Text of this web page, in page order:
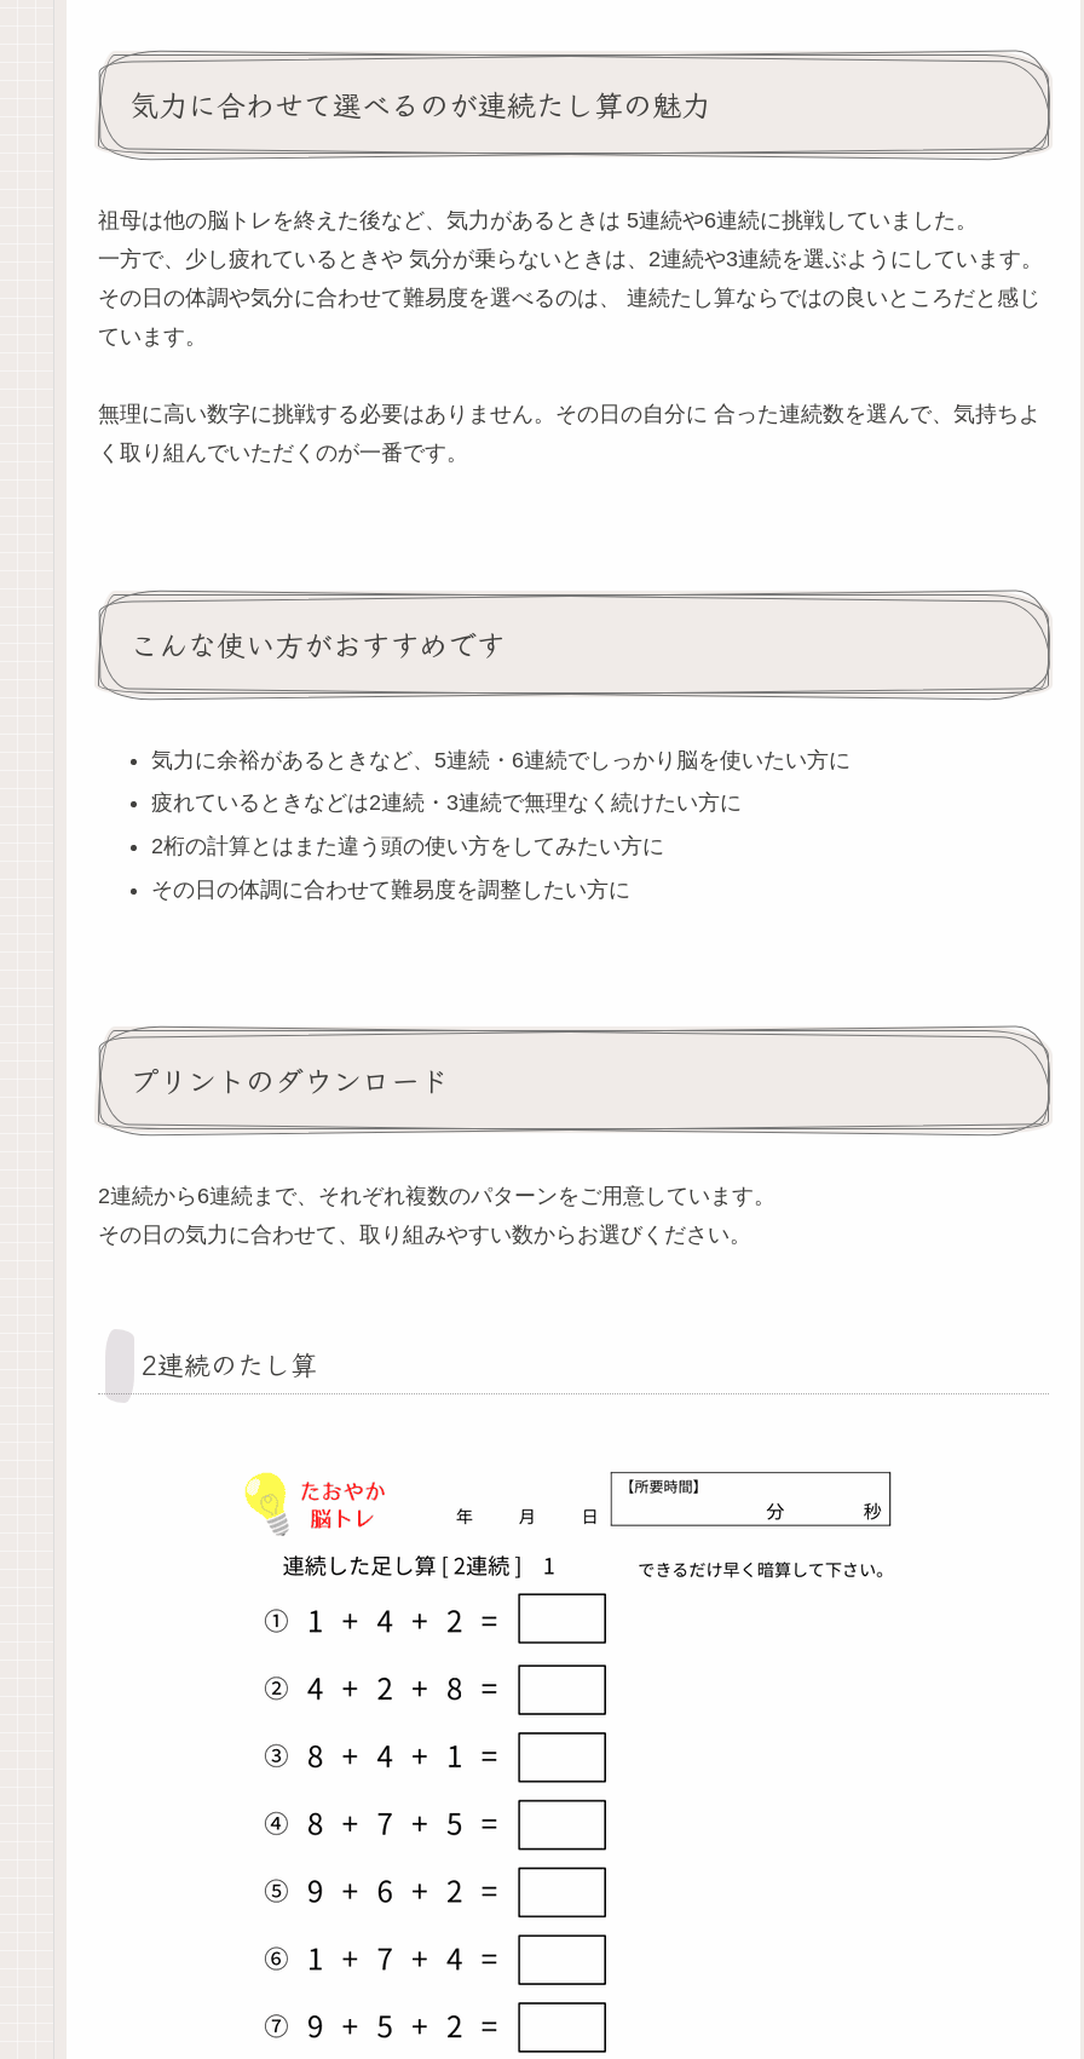
気力に合わせて選べるのが連続たし算の魅力
祖母は他の脳トレを終えた後など、気力があるときは 5連続や6連続に挑戦していました。
一方で、少し疲れているときや 気分が乗らないときは、2連続や3連続を選ぶようにしています。
その日の体調や気分に合わせて難易度を選べるのは、 連続たし算ならではの良いところだと感じ
ています。
無理に高い数字に挑戦する必要はありません。その日の自分に 合った連続数を選んで、気持ちよ
く取り組んでいただくのが一番です。
こんな使い方がおすすめです
気力に余裕があるときなど、5連続・6連続でしっかり脳を使いたい方に
疲れているときなどは2連続・3連続で無理なく続けたい方に
2桁の計算とはまた違う頭の使い方をしてみたい方に
その日の体調に合わせて難易度を調整したい方に
プリントのダウンロード
2連続から6連続まで、それぞれ複数のパターンをご用意しています。
その日の気力に合わせて、取り組みやすい数からお選びください。
2連続のたし算